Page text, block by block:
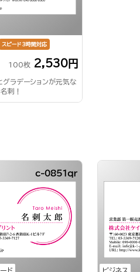
スピード3時間対応
100枚 2,530円
ラデーションが元気な
刺！
ド
c-0851qr
ビジネス